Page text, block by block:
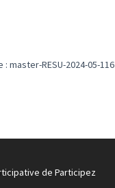
master-RESU-2024-05-116
de Participez